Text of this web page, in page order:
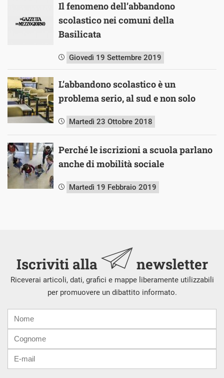
Il fenomeno dell’abbandono
scolastico nei comuni della
Basilicata
Giovedì 19 Settembre 2019
L’abbandono scolastico è un
problema serio, al sud e non solo
Martedì 23 Ottobre 2018
Perché le iscrizioni a scuola parlano
anche di mobilità sociale
Martedì 19 Febbraio 2019
Iscriviti alla newsletter
Riceverai articoli, dati, grafici e mappe liberamente utilizzabili
per promuovere un dibattito informato.
mail